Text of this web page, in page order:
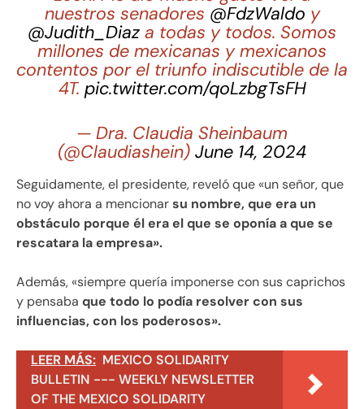
nuestros senadores @FdzWaldo y
@Judith_Diaz a todas y todos. Somos
millones de mexicanas y mexicanos
contentos por el triunfo indiscutible de la
4T. pic.twitter.com/qoLzbgTsFH
— Dra. Claudia Sheinbaum
(@Claudiashein) June 14, 2024
Seguidamente, el presidente, reveló que «un señor, que
no voy ahora a mencionarsu nombre, que era un
obstáculo porque él era el que se oponía a que se
rescatara la empresa».
Además, «siempre quería imponerse con sus caprichos
y pensaba que todo lo podía resolver con sus
influencias, con los poderosos».
LEER MÁS: MEXICO SOLIDARITY
BULLETIN --- WEEKLY NEWSLETTER
OF THE MEXICO SOLIDARITY